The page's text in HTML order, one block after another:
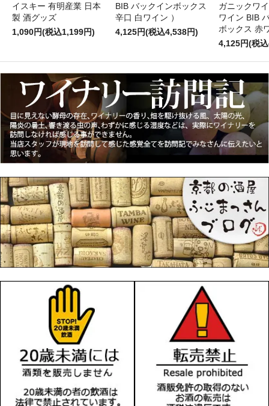
イスキー 有明産業 日本
製 酒グッズ
1,090円(税込1,199円)
BIB バックインボックス
辛口 白ワイン ）
4,125円(税込4,538円)
ガニックワ
ワイン BIB
ボックス 赤
4,125円(税